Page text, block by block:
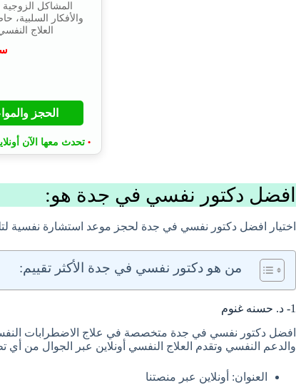
المشاكل
والأفكار
العلاج
الحجز
• تحدث معها الآن
افضل دكتور نفسي في جدة هو:
اختيار افضل دكتور نفسي في جدة لحجز موعد استشارة نفسية
من هو دكتور نفسي في جدة الأكثر تقييم:
1- د. حسنه غنوم
والدعم النفسي وتقدم العلاج النفسي أونلاين عبر الجوال من أي
العنوان: أونلاين عبر منصتنا